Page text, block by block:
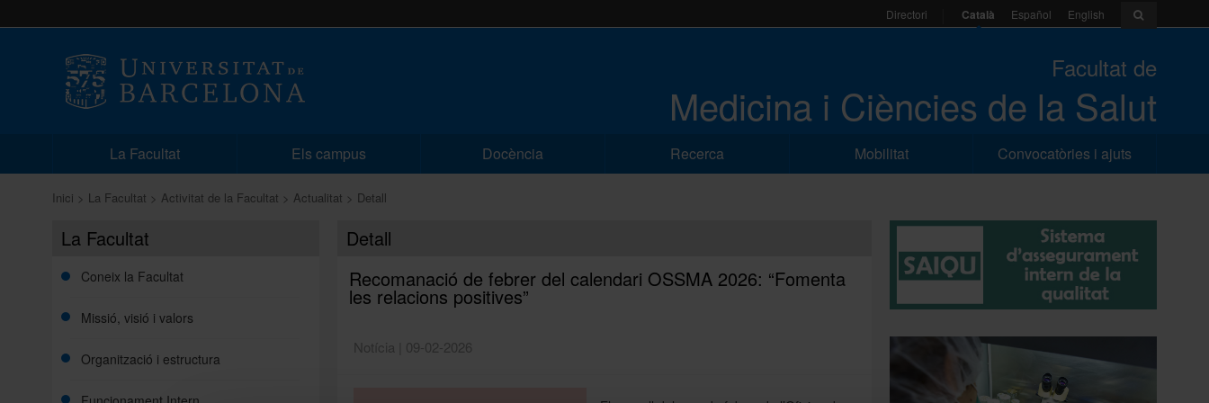
Directori Català Español English
Facultat de
Medicina i Ciències de la Salut
La Facultat Els campus Docència Recerca Mobilitat Convocatòries i ajuts
Inici La Facultat Activitat de la Facultat Actualitat Detall
La Facultat
Coneix la Facultat
Missió, visió i valors
Organització i estructura
Detall
Recomanació de febrer del calendari OSSMA 2026: “Fomenta
les relacions positives”
Notícia | 09-02-2026